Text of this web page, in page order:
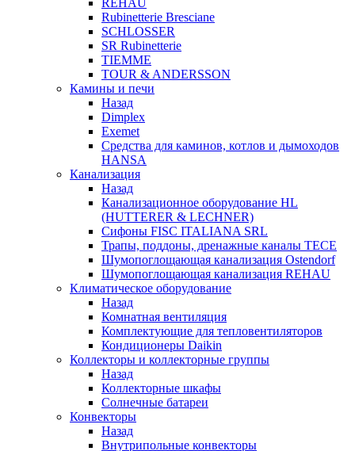
Rubinetterie Bresciane
SCHLOSSER
SR Rubinetterie
TIEMME
TOUR & ANDERSSON
Камины и печи
Назад
Dimplex
Exemet
Средства для каминов, котлов и дымоходов
HANSA
Канализация
Назад
Канализационное оборудование HL
(HUTTERER & LECHNER)
Сифоны FISC ITALIANA SRL
Трапы, поддоны, дренажные каналы TECE
Шумопоглощающая канализация Ostendorf
Шумопоглощающая канализация REHAU
Климатическое оборудование
Назад
Комнатная вентиляция
Комплектующие для тепловентиляторов
Кондиционеры Daikin
Коллекторы и коллекторные группы
Назад
Коллекторные шкафы
Солнечные батареи
Конвекторы
Назад
Внутрипольные конвекторы